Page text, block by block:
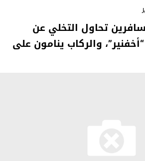
تحاول التخلي عن
والركاب ينامون على